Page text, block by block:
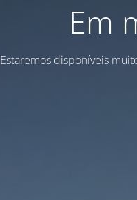
Em
Estaremos disponíveis